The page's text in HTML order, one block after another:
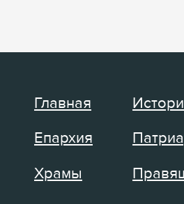
Главная
Епархия
Храмы